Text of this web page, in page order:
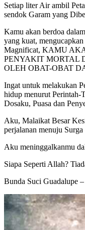
Setiap liter Air ambil
sendok Garam yang
Kamu akan berdoa
yang kuat,
Magnificat, KAMU
PENYAKIT MORTAL
OLEH OBAT-OBAT
Ingat untuk melakukan
hidup menurut Perintah-
Dosaku, Puasa dan
Aku, Malaikat Besar
perjalanan menuju
Aku meninggalkanmu
Siapa Seperti Allah?
Bunda Suci Guadalupe